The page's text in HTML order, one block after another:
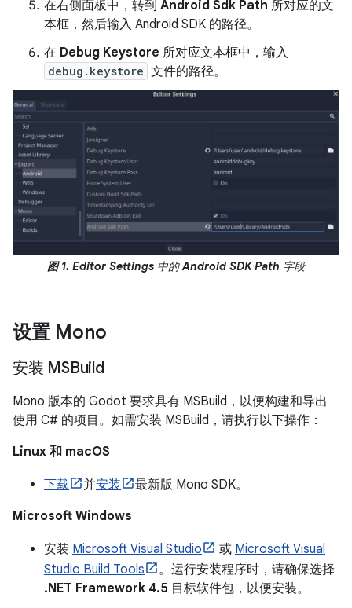
在右侧面板中，转到 Android Sdk Path 所对应的文
本框，然后输入 Android SDK 的路径。
在 Debug Keystore 所对应文本框中，输入
debug.keystore 文件的路径。
图 1. Editor Settings 中的Android SDK Path 字段
设置 Mono
安装 MSBuild
Mono 版本的 Godot 要求具有 MSBuild，以便构建和导出
使用 C# 的项目。如需安装 MSBuild，请执行以下操作：
Linux 和 macOS
下载 并安装
最新版 Mono SDK。
Microsoft Windows
安装 Microsoft Visual Studio 或 Microsoft Visual
Studio Build Tools
。运行安装程序时，请确保选择
.NET Framework 4.5 目标软件包，以便安装。